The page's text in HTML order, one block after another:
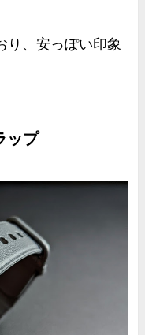
り、安っぽい印象
ップ